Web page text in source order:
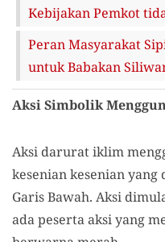
Kebijakan Pemkot
Peran Masyarakat
untuk Babakan
Aksi Simbolik
Aksi darurat iklim
kesenian kesenian
Garis Bawah. Aksi
ada peserta aksi yang